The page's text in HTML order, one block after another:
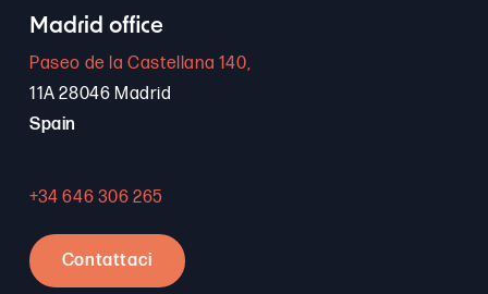
Madrid office
Paseo de la Castellana 140,
11A 28046 Madrid
Spain
+34 646 306 265
Contattaci